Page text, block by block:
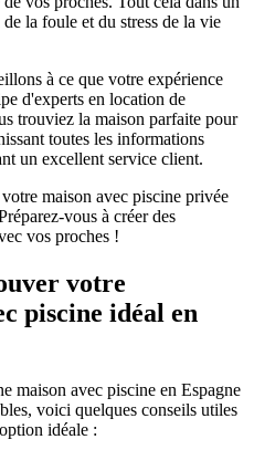
la foule et du stress de la vie
à ce que votre expérience
d'experts en location de
trouviez la maison parfaite pour
toutes les informations
un excellent service client.
maison avec piscine privée
vous à créer des
vos proches !
votre
piscine idéal en
maison avec piscine en Espagne
voici quelques conseils utiles
idéale :